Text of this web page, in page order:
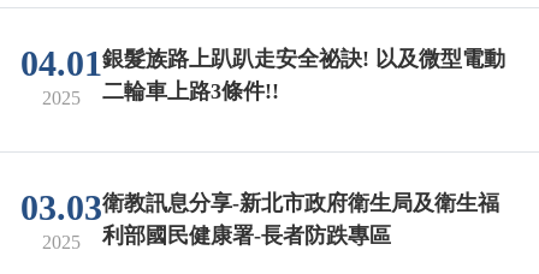
04.01
2025
銀髮族路上趴趴走安全祕訣! 以及微型電動
二輪車上路3條件!!
03.03
2025
衛教訊息分享-新北市政府衛生局及衛生福
利部國民健康署-長者防跌專區